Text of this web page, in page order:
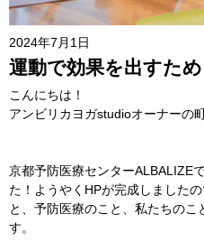
2024年7月1日
運動で効果を出すた
こんにちは！
アンビリカヨガstudioオーナーの
京都予防医療センターALBALIZE
た！ようやくHPが完成しました
と、予防医療のこと、私たちのこ
す。